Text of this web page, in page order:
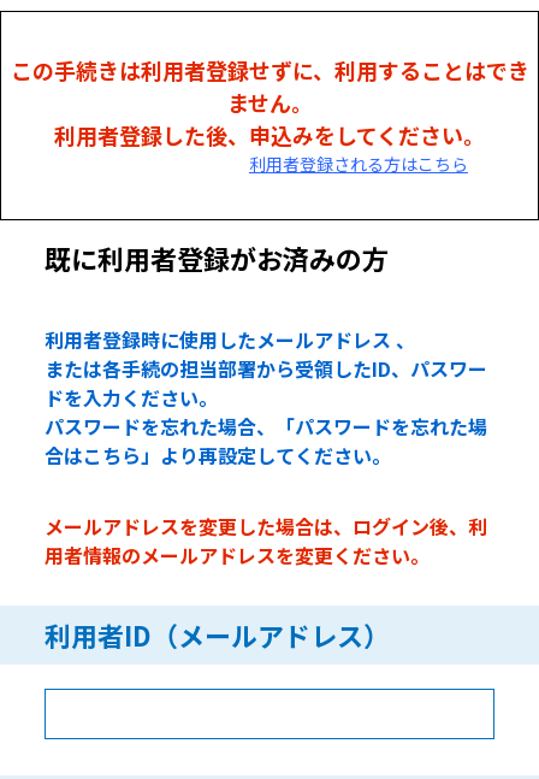
この手続きは利用者登録せずに、利用することはでき
ません。
利用者登録した後、申込みをしてください。
利用者登録される方はこちら
既に利用者登録がお済みの方
利用者登録時に使用したメールアドレス 、
または各手続の担当部署から受領したID、パスワー
ドを入力ください。
パスワードを忘れた場合、「パスワードを忘れた場
合はこちら」より再設定してください。
メールアドレスを変更した場合は、ログイン後、利
用者情報のメールアドレスを変更ください。
利用者ID（メールアドレス）